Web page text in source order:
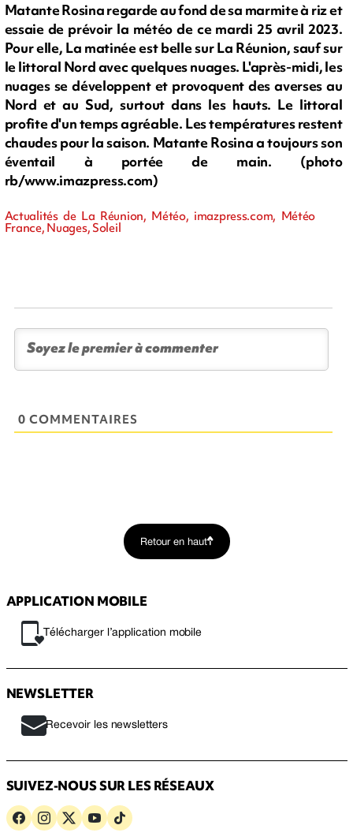
Matante Rosina regarde au fond de sa marmite à riz et
essaie de prévoir la météo de ce mardi 25 avril 2023.
Pour elle, La matinée est belle sur La Réunion, sauf sur
le littoral Nord avec quelques nuages. L'après-midi, les
nuages se développent et provoquent des averses au
Nord et au Sud, surtout dans les hauts. Le littoral
profite d'un temps agréable. Les températures restent
chaudes pour la saison. Matante Rosina a toujours son
éventail à portée de main. (photo
rb/www.imazpress.com)
Actualités de La Réunion, Météo, imazpress.com, Météo
France, Nuages, Soleil
0 COMMENTAIRES
Retour en haut
APPLICATION MOBILE
Télécharger l’application mobile
NEWSLETTER
Recevoir les newsletters
SUIVEZ-NOUS SUR LES RÉSEAUX